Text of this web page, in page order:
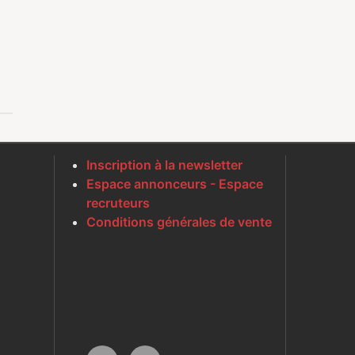
Inscription à la newsletter
Espace annonceurs - Espace
recruteurs
Conditions générales de vente